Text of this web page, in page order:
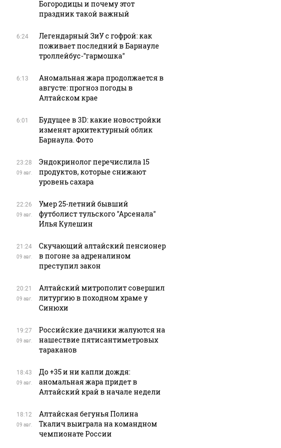
Богородицы и почему этот
праздник такой важный
6:24
Легендарный ЗиУ с гофрой: как
поживает последний в Барнауле
троллейбус-"гармошка"
6:13
Аномальная жара продолжается в
августе: прогноз погоды в
Алтайском крае
6:01
Будущее в 3D: какие новостройки
изменят архитектурный облик
Барнаула. Фото
23:28
09 авг.
Эндокринолог перечислила 15
продуктов, которые снижают
уровень сахара
22:26
09 авг.
Умер 25-летний бывший
футболист тульского "Арсенала"
Илья Кулешин
21:24
09 авг.
Скучающий алтайский пенсионер
в погоне за адреналином
преступил закон
20:21
09 авг.
Алтайский митрополит совершил
литургию в походном храме у
Синюхи
19:27
09 авг.
Российские дачники жалуются на
нашествие пятисантиметровых
тараканов
18:43
09 авг.
До +35 и ни капли дождя:
аномальная жара придет в
Алтайский край в начале недели
18:12
09 авг.
Алтайская бегунья Полина
Ткалич выиграла на командном
чемпионате России